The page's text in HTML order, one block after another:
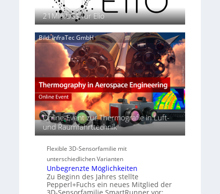
n
S
r
e
a
c
s
S
e
r
i
e
-
B
-
R
u
e
n
i
n
E
M
E
A
-
R
e
g
i
n
a
g
e
‚
H
y
p
e
r
s
p
e
c
t
r
e
w
s
21Mio.US$ für Elio
Bild: InfraTec GmbH
Online-Event zur Thermografie in Luft-
und Raumfahrttechnik
Flexible 3D-Sensorfamilie mit
unterschiedlichen Varianten
Unbegrenzte Möglichkeiten
Zu Beginn des Jahres stellte
Pepperl+Fuchs ein neues Mitglied der